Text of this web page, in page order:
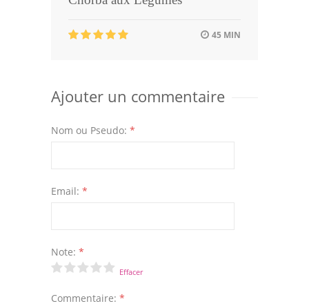
45 MIN
Ajouter un commentaire
Nom ou Pseudo: *
Email: *
Note: *
Effacer
Commentaire: *